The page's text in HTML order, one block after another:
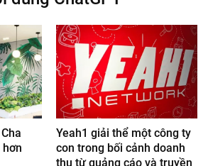
Yeah1 giải thể một công ty
con trong bối cảnh doanh
thu từ quảng cáo và truyền